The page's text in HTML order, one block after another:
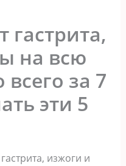
гастрита,
на всю
за 7
эти 5
изжоги и